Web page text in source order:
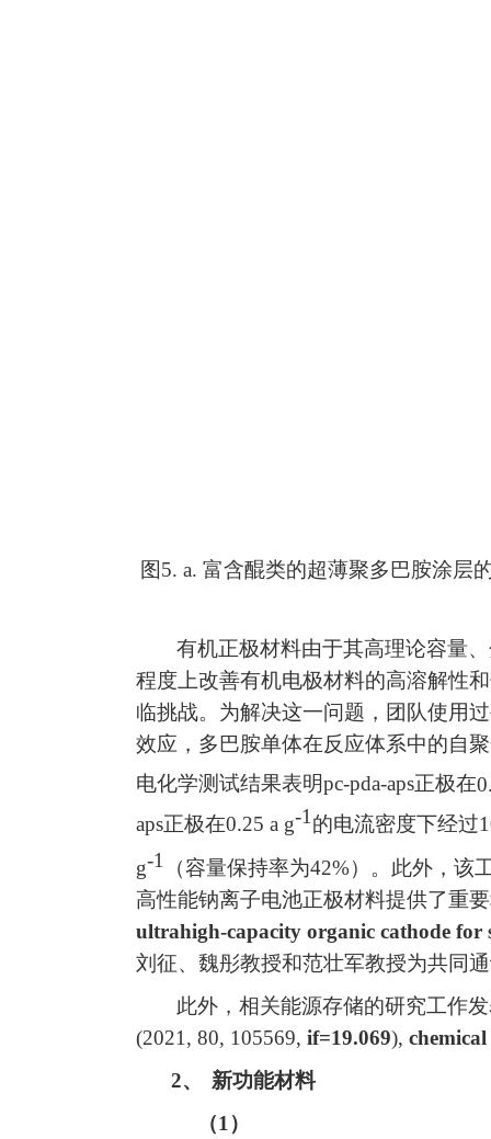
图5. a. 富含醌类的超薄聚多巴胺涂层
有机正极材料由于其高理论容量
程度上改善有机电极材料的高溶解性
临挑战。为解决这一问题，团队使用
效应，多巴胺单体在反应体系中的自
电化学测试结果表明pc-pda-aps正极在
aps正极在0.25 a g-1 的电流密度下经过
g-1 （容量保持率为42%）。此外，该
高性能钠离子电池正极材料提供了重
ultrahigh-capacity organic cathode for
刘征、魏彤教授和范壮军教授为共同
此外，相关能源存储的研究工作
(2021, 80, 105569, if=19.069),
2、
新功能材料
（1 ）